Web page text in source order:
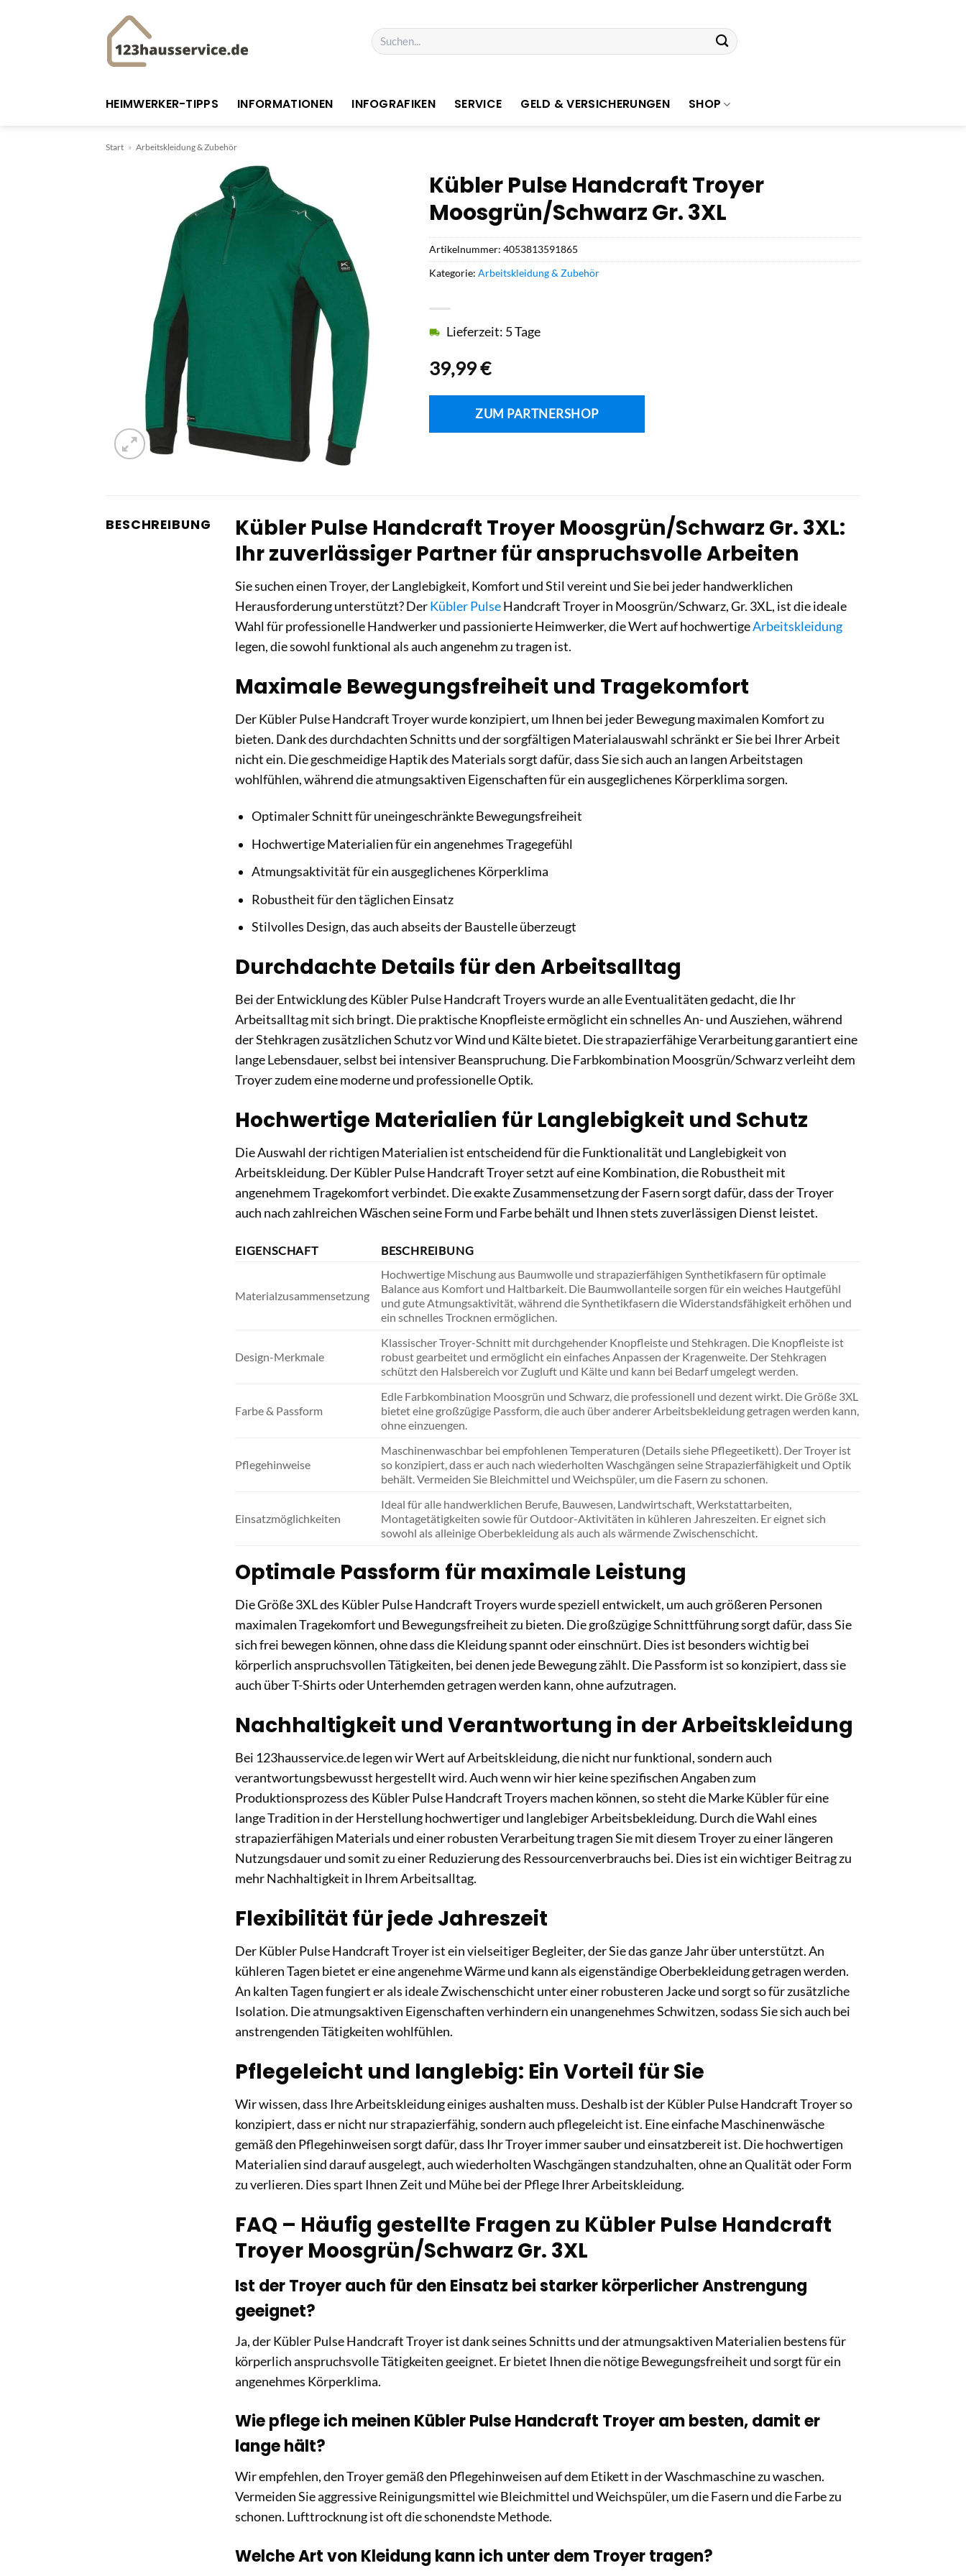
Suchen
nach:
HEIMWERKER-TIPPS INFORMATIONEN INFOGRAFIKEN SERVICE GELD & VERSICHERUNGEN SHOP
Start » Arbeitskleidung & Zubehör
Kübler Pulse Handcraft Troyer
Moosgrün/Schwarz Gr. 3XL
39,99€
Lieferzeit: 5 Tage
ZUM PARTNERSHOP
Artikelnummer: 4053813591865
Kategorie: Arbeitskleidung & Zubehör
BESCHREIBUNG
Kübler Pulse Handcraft Troyer Moosgrün/Schwarz Gr. 3XL:
Ihr zuverlässiger Partner für anspruchsvolle Arbeiten
Sie suchen einen Troyer, der Langlebigkeit, Komfort und Stil vereint und Sie bei jeder handwerklichen
Herausforderung unterstützt? DerKübler PulseHandcraft Troyer in Moosgrün/Schwarz, Gr. 3XL, ist die ideale
Wahl für professionelle Handwerker und passionierte Heimwerker, die Wert auf hochwertigeArbeitskleidung
legen, die sowohl funktional als auch angenehm zu tragen ist.
Maximale Bewegungsfreiheit und Tragekomfort
Der Kübler Pulse Handcraft Troyer wurde konzipiert, um Ihnen bei jeder Bewegung maximalen Komfort zu
bieten. Dank des durchdachten Schnitts und der sorgfältigen Materialauswahl schränkt er Sie bei Ihrer Arbeit
nicht ein. Die geschmeidige Haptik des Materials sorgt dafür, dass Sie sich auch an langen Arbeitstagen
wohlfühlen, während die atmungsaktiven Eigenschaften für ein ausgeglichenes Körperklima sorgen.
Optimaler Schnitt für uneingeschränkte Bewegungsfreiheit
Hochwertige Materialien für ein angenehmes Tragegefühl
Atmungsaktivität für ein ausgeglichenes Körperklima
Robustheit für den täglichen Einsatz
Stilvolles Design, das auch abseits der Baustelle überzeugt
Durchdachte Details für den Arbeitsalltag
Bei der Entwicklung des Kübler Pulse Handcraft Troyers wurde an alle Eventualitäten gedacht, die Ihr
Arbeitsalltag mit sich bringt. Die praktische Knopfleiste ermöglicht ein schnelles An- und Ausziehen, während
der Stehkragen zusätzlichen Schutz vor Wind und Kälte bietet. Die strapazierfähige Verarbeitung garantiert eine
lange Lebensdauer, selbst bei intensiver Beanspruchung. Die Farbkombination Moosgrün/Schwarz verleiht dem
Troyer zudem eine moderne und professionelle Optik.
Hochwertige Materialien für Langlebigkeit und Schutz
Die Auswahl der richtigen Materialien ist entscheidend für die Funktionalität und Langlebigkeit von
Arbeitskleidung. Der Kübler Pulse Handcraft Troyer setzt auf eine Kombination, die Robustheit mit
angenehmem Tragekomfort verbindet. Die exakte Zusammensetzung der Fasern sorgt dafür, dass der Troyer
auch nach zahlreichen Wäschen seine Form und Farbe behält und Ihnen stets zuverlässigen Dienst leistet.
EIGENSCHAFT BESCHREIBUNG
Materialzusammensetzung
Hochwertige Mischung aus Baumwolle und strapazierfähigen Synthetikfasern für optimale
Balance aus Komfort und Haltbarkeit. Die Baumwollanteile sorgen für ein weiches Hautgefühl
und gute Atmungsaktivität, während die Synthetikfasern die Widerstandsfähigkeit erhöhen und
ein schnelles Trocknen ermöglichen.
Design-Merkmale
Klassischer Troyer-Schnitt mit durchgehender Knopfleiste und Stehkragen. Die Knopfleiste ist
robust gearbeitet und ermöglicht ein einfaches Anpassen der Kragenweite. Der Stehkragen
schützt den Halsbereich vor Zugluft und Kälte und kann bei Bedarf umgelegt werden.
Farbe & Passform
Edle Farbkombination Moosgrün und Schwarz, die professionell und dezent wirkt. Die Größe 3XL
bietet eine großzügige Passform, die auch über anderer Arbeitsbekleidung getragen werden kann,
ohne einzuengen.
Pflegehinweise
Maschinenwaschbar bei empfohlenen Temperaturen (Details siehe Pflegeetikett). Der Troyer ist
so konzipiert, dass er auch nach wiederholten Waschgängen seine Strapazierfähigkeit und Optik
behält. Vermeiden Sie Bleichmittel und Weichspüler, um die Fasern zu schonen.
Einsatzmöglichkeiten
Ideal für alle handwerklichen Berufe, Bauwesen, Landwirtschaft, Werkstattarbeiten,
Montagetätigkeiten sowie für Outdoor-Aktivitäten in kühleren Jahreszeiten. Er eignet sich
sowohl als alleinige Oberbekleidung als auch als wärmende Zwischenschicht.
Optimale Passform für maximale Leistung
Die Größe 3XL des Kübler Pulse Handcraft Troyers wurde speziell entwickelt, um auch größeren Personen
maximalen Tragekomfort und Bewegungsfreiheit zu bieten. Die großzügige Schnittführung sorgt dafür, dass Sie
sich frei bewegen können, ohne dass die Kleidung spannt oder einschnürt. Dies ist besonders wichtig bei
körperlich anspruchsvollen Tätigkeiten, bei denen jede Bewegung zählt. Die Passform ist so konzipiert, dass sie
auch über T-Shirts oder Unterhemden getragen werden kann, ohne aufzutragen.
Nachhaltigkeit und Verantwortung in der Arbeitskleidung
Bei 123hausservice.de legen wir Wert auf Arbeitskleidung, die nicht nur funktional, sondern auch
verantwortungsbewusst hergestellt wird. Auch wenn wir hier keine spezifischen Angaben zum
Produktionsprozess des Kübler Pulse Handcraft Troyers machen können, so steht die Marke Kübler für eine
lange Tradition in der Herstellung hochwertiger und langlebiger Arbeitsbekleidung. Durch die Wahl eines
strapazierfähigen Materials und einer robusten Verarbeitung tragen Sie mit diesem Troyer zu einer längeren
Nutzungsdauer und somit zu einer Reduzierung des Ressourcenverbrauchs bei. Dies ist ein wichtiger Beitrag zu
mehr Nachhaltigkeit in Ihrem Arbeitsalltag.
Flexibilität für jede Jahreszeit
Der Kübler Pulse Handcraft Troyer ist ein vielseitiger Begleiter, der Sie das ganze Jahr über unterstützt. An
kühleren Tagen bietet er eine angenehme Wärme und kann als eigenständige Oberbekleidung getragen werden.
An kalten Tagen fungiert er als ideale Zwischenschicht unter einer robusteren Jacke und sorgt so für zusätzliche
Isolation. Die atmungsaktiven Eigenschaften verhindern ein unangenehmes Schwitzen, sodass Sie sich auch bei
anstrengenden Tätigkeiten wohlfühlen.
Pflegeleicht und langlebig: Ein Vorteil für Sie
Wir wissen, dass Ihre Arbeitskleidung einiges aushalten muss. Deshalb ist der Kübler Pulse Handcraft Troyer so
konzipiert, dass er nicht nur strapazierfähig, sondern auch pflegeleicht ist. Eine einfache Maschinenwäsche
gemäß den Pflegehinweisen sorgt dafür, dass Ihr Troyer immer sauber und einsatzbereit ist. Die hochwertigen
Materialien sind darauf ausgelegt, auch wiederholten Waschgängen standzuhalten, ohne an Qualität oder Form
zu verlieren. Dies spart Ihnen Zeit und Mühe bei der Pflege Ihrer Arbeitskleidung.
FAQ – Häufig gestellte Fragen zu Kübler Pulse Handcraft
Troyer Moosgrün/Schwarz Gr. 3XL
Ist der Troyer auch für den Einsatz bei starker körperlicher Anstrengung
geeignet?
Ja, der Kübler Pulse Handcraft Troyer ist dank seines Schnitts und der atmungsaktiven Materialien bestens für
körperlich anspruchsvolle Tätigkeiten geeignet. Er bietet Ihnen die nötige Bewegungsfreiheit und sorgt für ein
angenehmes Körperklima.
Wie pflege ich meinen Kübler Pulse Handcraft Troyer am besten, damit er
lange hält?
Wir empfehlen, den Troyer gemäß den Pflegehinweisen auf dem Etikett in der Waschmaschine zu waschen.
Vermeiden Sie aggressive Reinigungsmittel wie Bleichmittel und Weichspüler, um die Fasern und die Farbe zu
schonen. Lufttrocknung ist oft die schonendste Methode.
Welche Art von Kleidung kann ich unter dem Troyer tragen?